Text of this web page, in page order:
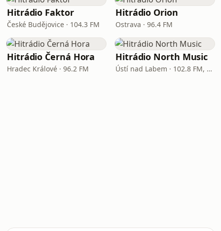
Hitrádio Faktor
České Budějovice · 104.3 FM
Hitrádio Orion
Ostrava · 96.4 FM
Hitrádio Černá Hora
Hradec Králové · 96.2 FM
Hitrádio North Music
Ústí nad Labem · 102.8 FM, 106.2 FM